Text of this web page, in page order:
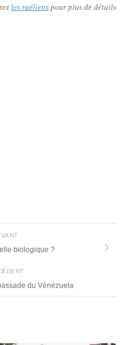
les raéliens pour plus de détails
biologique ?
du Vénézuela